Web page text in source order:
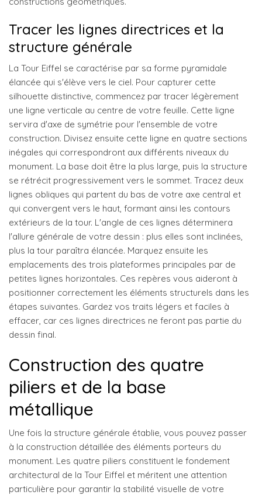
Tracer les lignes directrices et la
structure générale
La Tour Eiffel se caractérise par sa forme pyramidale
élancée qui s'élève vers le ciel. Pour capturer cette
silhouette distinctive, commencez par tracer légèrement
une ligne verticale au centre de votre feuille. Cette ligne
servira d'axe de symétrie pour l'ensemble de votre
construction. Divisez ensuite cette ligne en quatre sections
inégales qui correspondront aux différents niveaux du
monument. La base doit être la plus large, puis la structure
se rétrécit progressivement vers le sommet. Tracez deux
lignes obliques qui partent du bas de votre axe central et
qui convergent vers le haut, formant ainsi les contours
extérieurs de la tour. L'angle de ces lignes déterminera
l'allure générale de votre dessin : plus elles sont inclinées,
plus la tour paraîtra élancée. Marquez ensuite les
emplacements des trois plateformes principales par de
petites lignes horizontales. Ces repères vous aideront à
positionner correctement les éléments structurels dans les
étapes suivantes. Gardez vos traits légers et faciles à
effacer, car ces lignes directrices ne feront pas partie du
dessin final.
Construction des quatre
piliers et de la base
métallique
Une fois la structure générale établie, vous pouvez passer
à la construction détaillée des éléments porteurs du
monument. Les quatre piliers constituent le fondement
architectural de la Tour Eiffel et méritent une attention
particulière pour garantir la stabilité visuelle de votre